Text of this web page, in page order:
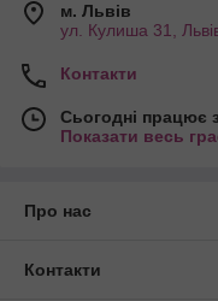
м. Львів
ул. Кулиша 31,
Контакти
Сьогодні працює
Показати весь
Про нас
Контакти